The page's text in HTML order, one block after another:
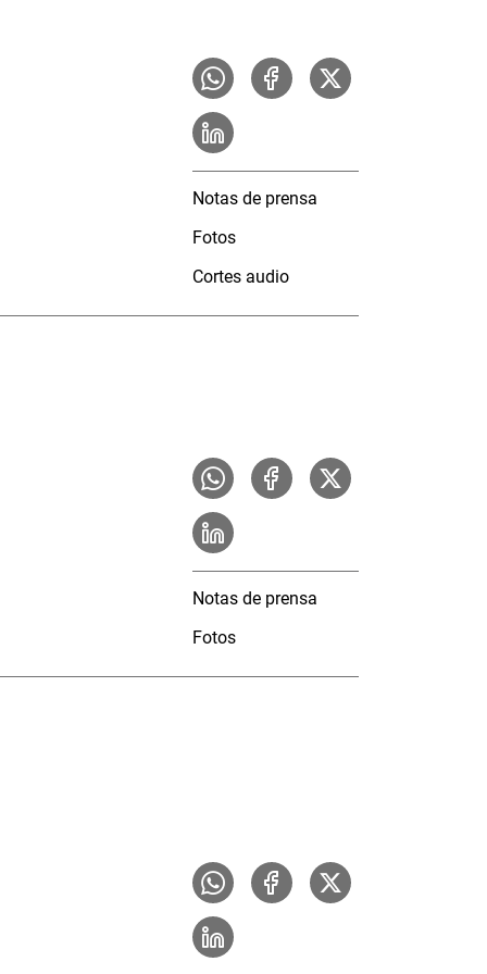
Notas de prensa
Fotos
Cortes audio
Notas de prensa
Fotos